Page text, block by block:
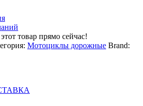
товар прямо сейчас!
Мотоциклы дорожные Brand: